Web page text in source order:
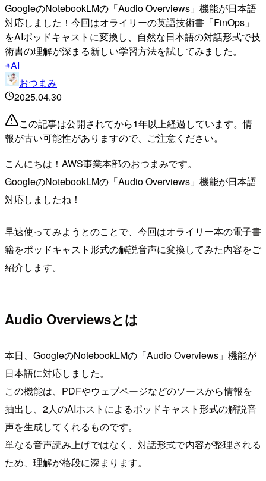
GoogleのNotebookLMの「Audio Overviews」機能が日本語
対応しました！今回はオライリーの英語技術書「FinOps」
をAIポッドキャストに変換し、自然な日本語の対話形式で技
術書の理解が深まる新しい学習方法を試してみました。
AI
おつまみ
2025.04.30
この記事は公開されてから1年以上経過しています。情
報が古い可能性がありますので、ご注意ください。
こんにちは！AWS事業本部のおつまみです。
GoogleのNotebookLMの「Audio Overviews」機能が日本語
対応しましたね！
早速使ってみようとのことで、今回はオライリー本の電子書
籍をポッドキャスト形式の解説音声に変換してみた内容をご
紹介します。
Audio Overviewsとは
本日、GoogleのNotebookLMの「Audio Overviews」機能が
日本語に対応しました。
この機能は、PDFやウェブページなどのソースから情報を
抽出し、2人のAIホストによるポッドキャスト形式の解説音
声を生成してくれるものです。
単なる音声読み上げではなく、対話形式で内容が整理される
ため、理解が格段に深まります。